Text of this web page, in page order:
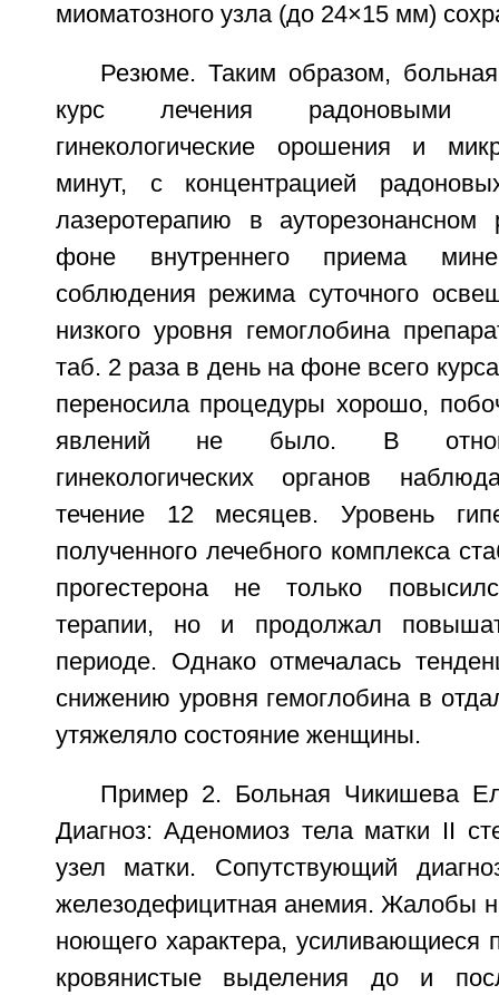
миоматозного узла (до 24×15 мм)
Резюме. Таким образом,
курс лечения радоновыми
гинекологические орошения и
минут, с концентрацией
лазеротерапию в
фоне внутреннего приема
соблюдения режима суточного
низкого уровня гемоглобина
таб. 2 раза в день на фоне всего
переносила процедуры хорошо,
явлений не было. В
гинекологических органов
течение 12 месяцев. Уровень
полученного лечебного комплекса
прогестерона не только
терапии, но и продолжал
периоде. Однако отмечалась
снижению уровня гемоглобина в
утяжеляло состояние женщины.
Пример 2. Больная Чикишева
Диагноз: Аденомиоз тела матки II
узел матки. Сопутствующий
железодефицитная анемия. Жалобы
ноющего характера, усиливающиеся
кровянистые выделения до и